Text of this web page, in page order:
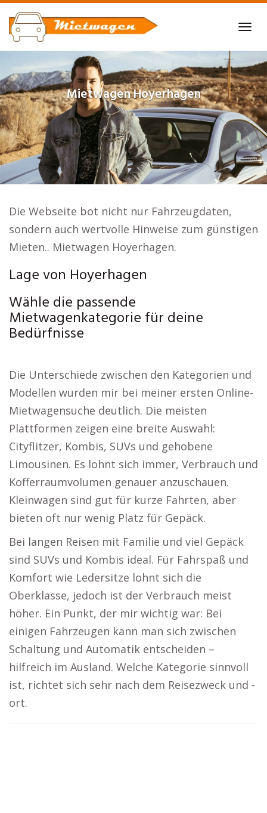
Skip
to
main
content
MietwagenHoyerhagen
Die Webseite bot nicht nur Fahrzeugdaten,
sondern auch wertvolle Hinweise zum günstigen
Mieten.. Mietwagen Hoyerhagen.
Lage von Hoyerhagen
Wähle die passende
Mietwagenkategorie für deine
Bedürfnisse
Die Unterschiede zwischen den Kategorien und
Modellen wurden mir bei meiner ersten Online-
Mietwagensuche deutlich. Die meisten
Plattformen zeigen eine breite Auswahl:
Cityflitzer, Kombis, SUVs und gehobene
Limousinen. Es lohnt sich immer, Verbrauch und
Kofferraumvolumen genauer anzuschauen.
Kleinwagen sind gut für kurze Fahrten, aber
bieten oft nur wenig Platz für Gepäck.
Bei langen Reisen mit Familie und viel Gepäck
sind SUVs und Kombis ideal. Für Fahrspaß und
Komfort wie Ledersitze lohnt sich die
Oberklasse, jedoch ist der Verbrauch meist
höher. Ein Punkt, der mir wichtig war: Bei
einigen Fahrzeugen kann man sich zwischen
Schaltung und Automatik entscheiden –
hilfreich im Ausland. Welche Kategorie sinnvoll
ist, richtet sich sehr nach dem Reisezweck und -
ort.